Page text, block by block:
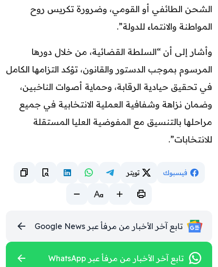
الشحن الطائفي أو القومي، وضرورة تكريس روح
المواطنة والانتماء للدولة”.
وأشار إلى أن “السلطة القضائية، من خلال دورها
المرسوم بموجب الدستور والقانون، تؤكد التزامها الكامل
في تحقيق حيادية الرقابة، وحماية أصوات الناخبين،
وضمان نزاهة وشفافية العملية الانتخابية في جميع
مراحلها بالتنسيق مع المفوضية العليا المستقلة
للانتخابات”.
فيسبوك تويتر
تابع آخر الأخبار من مرفأ عبر Google News
تابع آخر الأخبار من مرفأ عبر WhatsApp